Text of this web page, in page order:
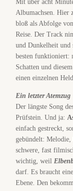
Mit über acht
Albumachsen. Hier
bloß als Abfolge
Reise. Der Track
und Dunkelheit und
besten funktioniert:
Schatten und
einen einzelnen
Ein letzter Atemzug
Der längste Song
Prüfstein. Und ja:
einfach gestreckt,
gebündelt: Melodie,
schwere, fast
wichtig, weil
darf. Es braucht
Ebene. Den